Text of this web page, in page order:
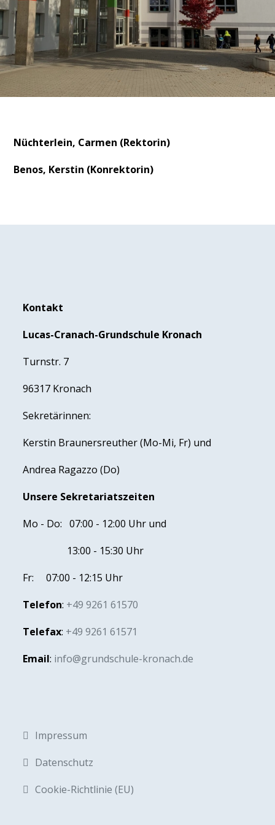
Nüchterlein, Carmen (Rektorin)
Benos, Kerstin (Konrektorin)
Kontakt
Lucas-Cranach-Grundschule Kronach
Turnstr. 7
96317 Kronach
Sekretärinnen:
Kerstin Braunersreuther (Mo-Mi, Fr) und
Andrea Ragazzo (Do)
Unsere Sekretariatszeiten
Mo - Do: 07:00 - 12:00 Uhr und
13:00 - 15:30 Uhr
Fr: 07:00 - 12:15 Uhr
Telefon: +49 9261 61570
Telefax: +49 9261 61571
Email: info@grundschule-kronach.de
Impressum
Datenschutz
Cookie-Richtlinie (EU)